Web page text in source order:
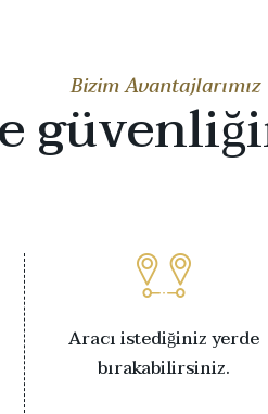
Bizim Avantajlarımız
Aracı istediğiniz yerde
bırakabilirsiniz.